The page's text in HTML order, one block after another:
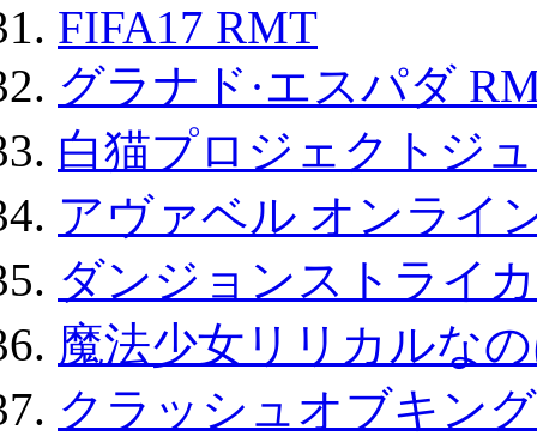
FIFA17 RMT
グラナド·エスパダ
白猫プロジェクトジ
アヴァベル オンライ
ダンジョンストライ
魔法少女リリカルな
クラッシュオブキン